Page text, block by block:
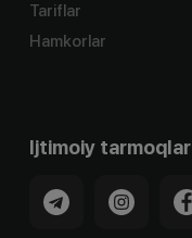
Tariflar
Hamkorlar
Ijtimoiy tarmoqlar